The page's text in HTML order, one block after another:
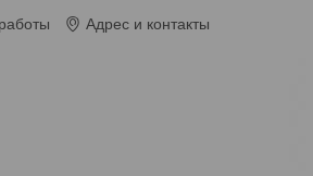
Адрес и контакты